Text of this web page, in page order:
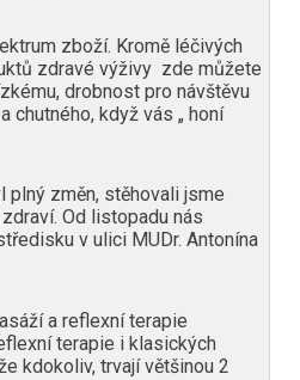
zboží. Kromě léčivých
zdravé výživy zde můžete
drobnost pro návštěvu
chutného, když vás „ honí
změn, stěhovali jsme
Od listopadu nás
v ulici MUDr. Antonína
a reflexní terapie
terapie i klasických
kdokoliv, trvají většinou 2